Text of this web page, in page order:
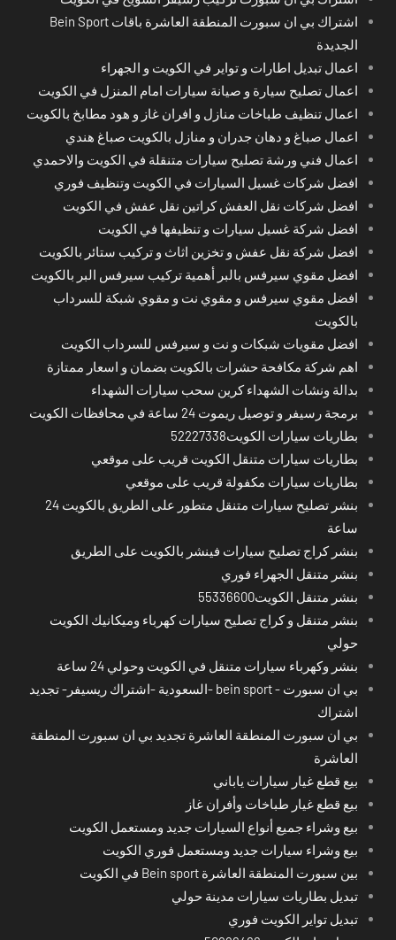
اشتراك بي ان سبورت المنطقة العاشرة باقات Bein Sport
الجديدة
اعمال تبديل اطارات و تواير في الكويت و الجهراء
اعمال تصليح سيارة و صيانة سيارات امام المنزل في الكويت
اعمال تنظيف طباخات منازل و افران غاز و هود مطابخ بالكويت
اعمال صباغ و دهان جدران و منازل بالكويت صباغ هندي
اعمال فني ورشة تصليح سيارات متنقلة في الكويت والاحمدي
افضل شركات غسيل السيارات في الكويت وتنظيف فوري
افضل شركات نقل العفش كراتين نقل عفش في الكويت
افضل شركة غسيل سيارات و تنظيفها في الكويت
افضل شركة نقل عفش و تخزين اثاث و تركيب ستائر بالكويت
افضل مقوي سيرفس بالبر أهمية تركيب سيرفس البر بالكويت
افضل مقوي سيرفس و مقوي نت و مقوي شبكة للسرداب
بالكويت
افضل مقويات شبكات و نت و سيرفس للسرداب الكويت
اهم شركة مكافحة حشرات بالكويت بضمان و اسعار ممتازة
بدالة ونشات الشهداء كرين سحب سيارات الشهداء
برمجة رسيفر و توصيل ريموت 24 ساعة في محافظات الكويت
بطاريات سيارات الكويت52227338
بطاريات سيارات متنقل الكويت قريب على موقعي
بطاريات سيارات مكفولة قريب على موقعي
بنشر تصليح سيارات متنقل متطور على الطريق بالكويت 24
ساعة
بنشر كراج تصليح سيارات فينشر بالكويت على الطريق
بنشر متنقل الجهراء فوري
بنشر متنقل الكويت55336600
بنشر متنقل و كراج تصليح سيارات كهرباء وميكانيك الكويت
حولي
بنشر وكهرباء سيارات متنقل في الكويت وحولي 24 ساعة
بي ان سبورت - bein sport -السعودية -اشتراك ريسيفر- تجديد
اشتراك
بي ان سبورت المنطقة العاشرة تجديد بي ان سبورت المنطقة
العاشرة
بيع قطع غيار سيارات ياباني
بيع قطع غيار طباخات وأفران غاز
بيع وشراء جميع أنواع السيارات جديد ومستعمل الكويت
بيع وشراء سيارات جديد ومستعمل فوري الكويت
بين سبورت المنطقة العاشرة Bein sport في الكويت
تبديل بطاريات سيارات مدينة حولي
تبديل تواير الكويت فوري